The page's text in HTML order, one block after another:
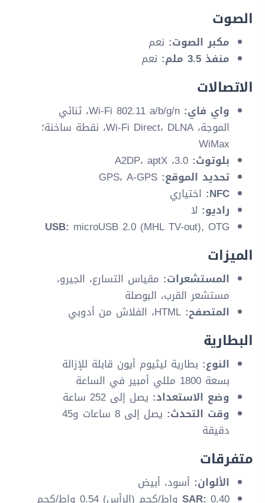
الصوت
مكبر الصوت: نعم
منفذ 3.5 ملم:
نعم
الاتصالات
واي فاي:
Wi-Fi 802.11 a/b/g/n، ثنائي
الموجة، Wi-Fi Direct، DLNA، نقطة ساخنة؛
WiMax
بلوتوث:
تحديد الموقع:
NFC: اختياري
راديو: لا
USB: microUSB 2.0 (MHL TV-out), OTG
الميزات
المستشعرات: مقياس التسارع، الجيرو،
مستشعر القرب، البوصلة
المتصفح:
البطارية
النوع: بطارية ليثيوم أيون قابلة للإزالة
بسعة 1800 مللي أمبير في الساعة
وضع الاستعداد: يصل إلى 252 ساعة
وقت التحدث:
يصل إلى 8 ساعات و45
دقيقة
متفرقات
الألوان: أسود، أبيض
SAR:
0.40 واط/كجم (الرأس) 0.54 واط/كجم